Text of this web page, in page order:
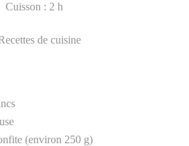
Cuisson : 2 h
(environ 250 g)